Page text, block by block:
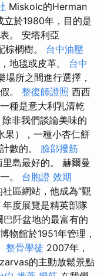
Miskolc的Herman
於1980年，目的是
。 安塔利亞
棕櫚樹。 台中油壓
地毯或皮革。 台中
所之間進行選擇，
。 整復師證照 西西
種是意大利乳清乾
除非我們談論美味的
果），一種小杏仁餅
數的。 臉部撥筋
島最好的。 赫爾曼
。 台胞證 效期
區網站，他成為“觀
年度展覽是精英部隊
巴阡盆地的最富有的
物館於1951年管理，
整骨學徒 2007年，
的主動放鬆景點